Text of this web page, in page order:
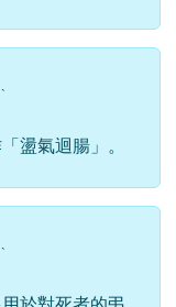
ˋ
盪氣迴腸」。
ˋ